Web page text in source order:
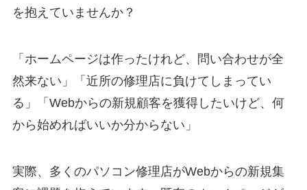
を抱えていませんか？
「ホームページは作ったけれど、問い合わせが全
然来ない」「近所の修理店に負けてしまってい
る」「Webからの新規顧客を獲得したいけど、何
から始めればいいか分からない」
実際、多くのパソコン修理店がWebからの新規集